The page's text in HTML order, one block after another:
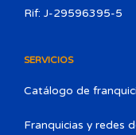
Rif: J-29596395-5
SERVICIOS
Catálogo de
Franquicias y redes